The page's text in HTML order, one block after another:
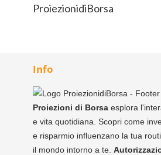
Info
Proiezioni di Borsa esplora
e vita quotidiana. Scopri come
e risparmio influenzano la tua
il mondo intorno a te.